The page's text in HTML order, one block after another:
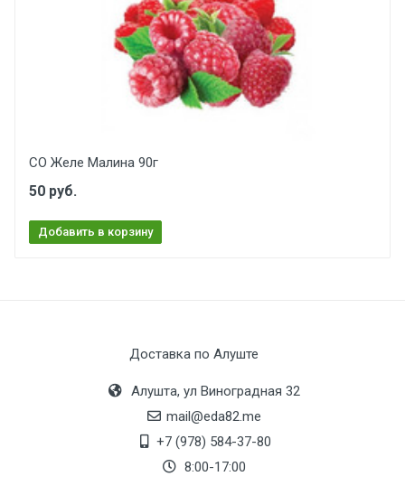
СО Желе Малина 90г
50 руб.
Добавить в корзину
Доставка по Алуште
Алушта, ул Виноградная 32
mail@eda82.me
+7 (978) 584-37-80
8:00-17:00